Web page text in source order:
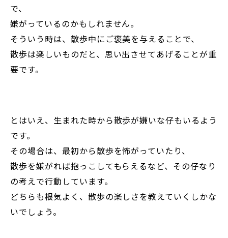
で、
嫌がっているのかもしれません。
そういう時は、散歩中にご褒美を与えることで、
散歩は楽しいものだと、思い出させてあげることが重
要です。
とはいえ、生まれた時から散歩が嫌いな仔もいるよう
です。
その場合は、最初から散歩を怖がっていたり、
散歩を嫌がれば抱っこしてもらえるなど、その仔なり
の考えで行動しています。
どちらも根気よく、散歩の楽しさを教えていくしかな
いでしょう。